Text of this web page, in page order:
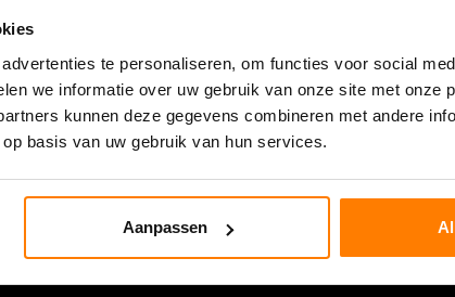
te personaliseren, om functies voor social
we informatie over uw gebruik van onze site met onze
kunnen deze gegevens combineren met andere
basis van uw gebruik van hun services.
Aanpassen
plannen van een vrijblijvende afspraak